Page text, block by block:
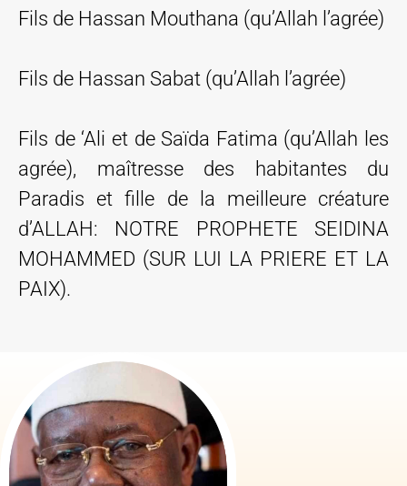
Fils de Hassan Mouthana (qu’Allah l’agrée)
Fils de Hassan Sabat (qu’Allah l’agrée)
Fils de ‘Ali et de Saïda Fatima (qu’Allah les
agrée), maîtresse des habitantes du
Paradis et fille de la meilleure créature
d’ALLAH: NOTRE PROPHETE SEIDINA
MOHAMMED (SUR LUI LA PRIERE ET LA
PAIX).